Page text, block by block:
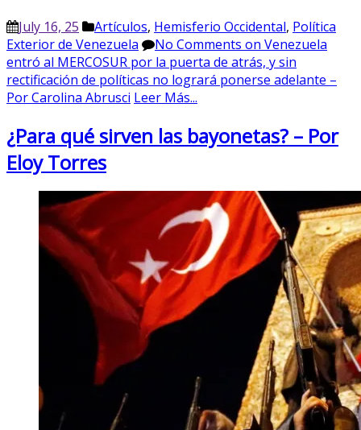
July 16, 25 Artículos, Hemisferio Occidental, Política
Exterior de Venezuela
No Comments on Venezuela
entró al MERCOSUR por la puerta de atrás, y sin
rectificación de políticas no logrará ponerse adelante –
Por Carolina Abrusci Leer Más...
¿Para qué sirven las bayonetas? – Por
Eloy Torres